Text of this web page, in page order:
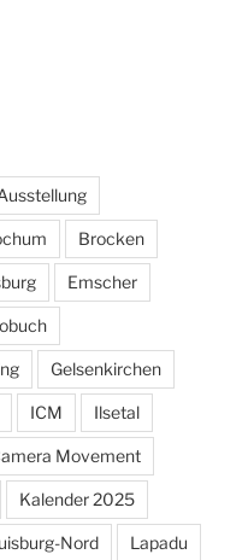
Brocken
Emscher
Gelsenkirchen
ICM Ilsetal
Movement
Kalender 2025
Nord Lapadu